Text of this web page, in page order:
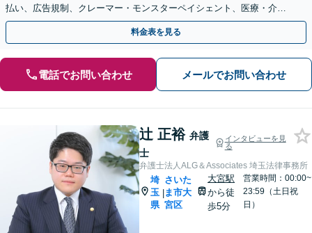
払い、広告規制、クレーマー・モンスターペイシェント、医療・介護
事故などに対応【顧問契約あり】
料金表を見る
電話でお問い合わせ メールでお問い合わせ
辻 正裕 弁護
士
インタビューを見
る
弁護士法人ALG＆Associates 埼玉法律事務所
埼
玉
県
|
さいた
ま市大
宮区
大宮駅
から徒
歩5分
営業時間：00:00~
23:59（土日祝
日）